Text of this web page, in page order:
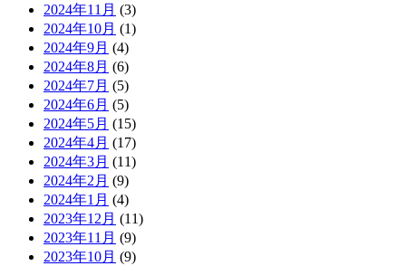
2024年11月 (3)
2024年10月 (1)
2024年9月 (4)
2024年8月 (6)
2024年7月 (5)
2024年6月 (5)
2024年5月 (15)
2024年4月 (17)
2024年3月 (11)
2024年2月 (9)
2024年1月 (4)
2023年12月 (11)
2023年11月 (9)
2023年10月 (9)